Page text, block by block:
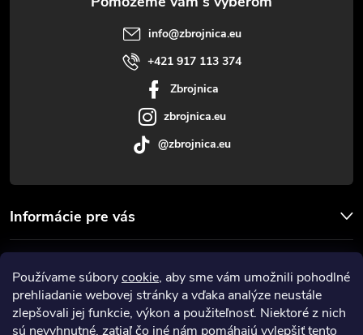
Používame súborycookie, aby sme vám umožnili pohodlné
prehliadanie webovej stránky a vďaka analýze neustále
zlepšovali jej funkcie, výkon a použiteľnosť. Niektoré z nich
sú nevyhnutné, zatiaľ čo iné nám pomáhajú vylepšiť tento
Informácie pre vás
Prijímame online platby
info@zbrojnica.eu
+421 917 113 374
Zbrojnica
zbrojnica.eu
@zbrojnica.eu